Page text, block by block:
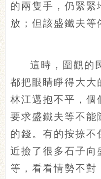
的兩隻手，仍緊緊
放；但該盛鐵夫等
這時，圍觀的
都把眼睛睜得大大
林江邁抱不平，個
要求盛鐵夫等不能
的錢。有的按捺不
近撿了很多石子向
等，看看情勢不對